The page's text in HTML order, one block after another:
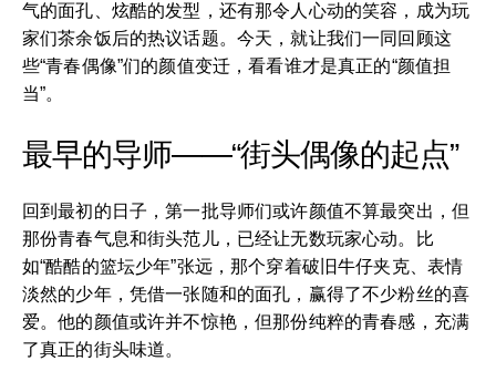
气的面孔、炫酷的发型，还有那令人心动的笑容，成为玩
家们茶余饭后的热议话题。今天，就让我们一同回顾这
些“青春偶像”们的颜值变迁，看看谁才是真正的“颜值担
当”。
最早的导师——“街头偶像的起点”
回到最初的日子，第一批导师们或许颜值不算最突出，但
那份青春气息和街头范儿，已经让无数玩家心动。比
如“酷酷的篮坛少年”张远，那个穿着破旧牛仔夹克、表情
淡然的少年，凭借一张随和的面孔，赢得了不少粉丝的喜
爱。他的颜值或许并不惊艳，但那份纯粹的青春感，充满
了真正的街头味道。